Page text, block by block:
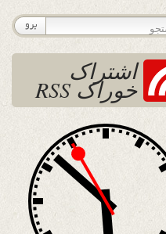
اشتراک
خوراک RSS